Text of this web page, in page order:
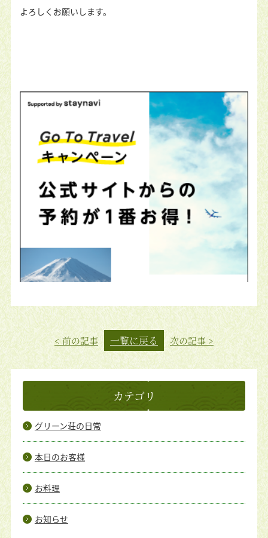
よろしくお願いします。
< 前の記事 一覧に戻る 次の記事 >
カテゴリ
グリーン荘の日常
本日のお客様
お料理
お知らせ